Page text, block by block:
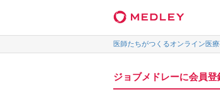
医師たちがつくるオンライン医
ジョブメドレーに会員